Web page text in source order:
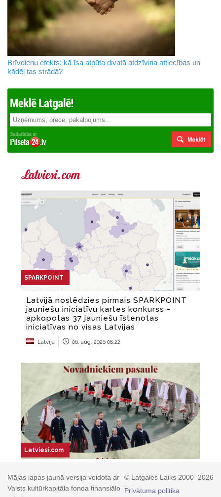
Brīvdienu efekts: kā īsa atpūta divatā atdzīvina attiecības un
kādēļ tas strādā?
© Latgales Laiks 2000–2026
Privātuma politika
Mājas lapas jaunā versija veidota ar
Valsts kultūrkapitāla fonda finansiālo